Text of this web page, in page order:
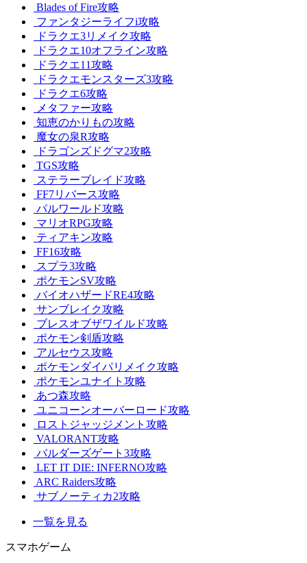
Blades of Fire攻略
ファンタジーライフi攻略
ドラクエ3リメイク攻略
ドラクエ10オフライン攻略
ドラクエ11攻略
ドラクエモンスターズ3攻略
ドラクエ6攻略
メタファー攻略
知恵のかりもの攻略
魔女の泉R攻略
ドラゴンズドグマ2攻略
TGS攻略
ステラーブレイド攻略
FF7リバース攻略
パルワールド攻略
マリオRPG攻略
ティアキン攻略
FF16攻略
スプラ3攻略
ポケモンSV攻略
バイオハザードRE4攻略
サンブレイク攻略
ブレスオブザワイルド攻略
ポケモン剣盾攻略
アルセウス攻略
ポケモンダイパリメイク攻略
ポケモンユナイト攻略
あつ森攻略
ユニコーンオーバーロード攻略
ロストジャッジメント攻略
VALORANT攻略
バルダーズゲート3攻略
LET IT DIE: INFERNO攻略
ARC Raiders攻略
サブノーティカ2攻略
一覧を見る
スマホゲーム